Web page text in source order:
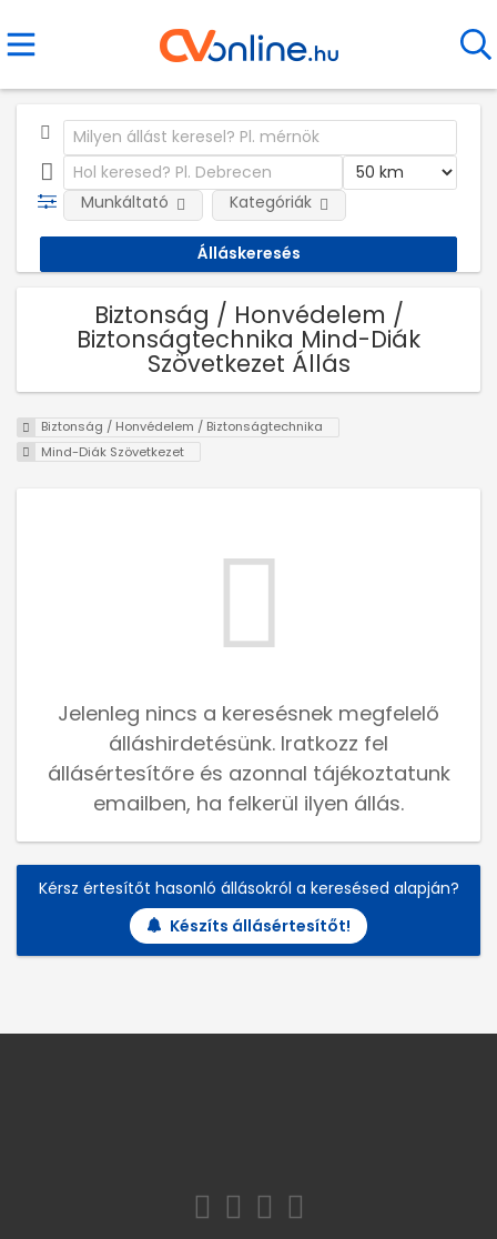
Munkáltató Kategóriák
Biztonság / Honvédelem /
Biztonságtechnika Mind-Diák
Szövetkezet Állás
Biztonság / Honvédelem / Biztonságtechnika
Mind-Diák Szövetkezet
Jelenleg nincs a keresésnek megfelelő
álláshirdetésünk. Iratkozz fel
állásértesítőre és azonnal tájékoztatunk
emailben, ha felkerül ilyen állás.
Kérsz értesítőt hasonló állásokról a keresésed alapján?
Készíts állásértesítőt!